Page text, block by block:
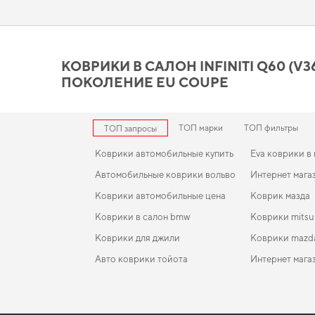
вашего внимания
Созданные из прочного EVA материала, наши коврики
КОВРИКИ В САЛОН INFINITI Q60
ПОКОЛЕНИЕ EU COUPE
ТОП запросы ТОП марки ТОП фильтры
Коврики автомобильные купить
Автомобильные коврики вольво
Коврики автомобильные цена
Коврики в салон bmw
Коврики для джили
Авто коврики тойота
Eva коврики
Интернет
Коврик мазда
Коврики
Коврики
Интернет